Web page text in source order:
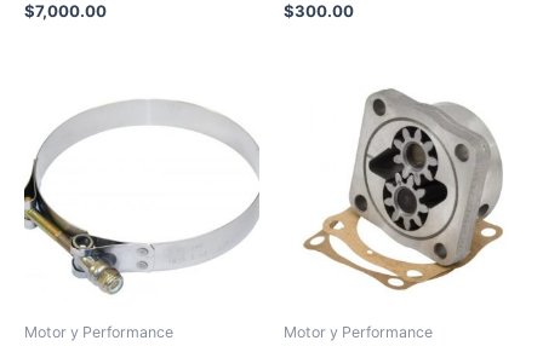
$7,000.00 $300.00
Motor y Performance Motor y Performance